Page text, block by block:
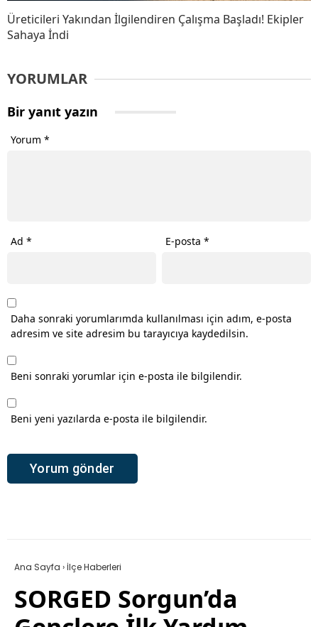
Üreticileri Yakından İlgilendiren Çalışma Başladı! Ekipler
Sahaya İndi
YORUMLAR
Bir yanıt yazın
Yorum *
Ad * E-posta*
Daha sonraki yorumlarımda kullanılması için adım, e-posta
adresim ve site adresim bu tarayıcıya kaydedilsin.
Beni sonraki yorumlar için e-posta ile bilgilendir.
Beni yeni yazılarda e-posta ile bilgilendir.
Ana Sayfa › İlçe Haberleri
SORGED Sorgun’da